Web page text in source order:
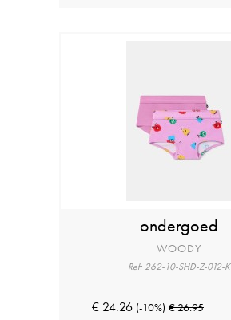
ondergoed
WOODY
Ref: 262-10-SHD-Z-012-K
€ 24.26 (-10%) € 26.95